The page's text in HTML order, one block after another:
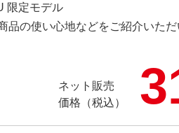
限定モデル
品の使い心地などをご紹介いただ
ネット販売
価格（税込）